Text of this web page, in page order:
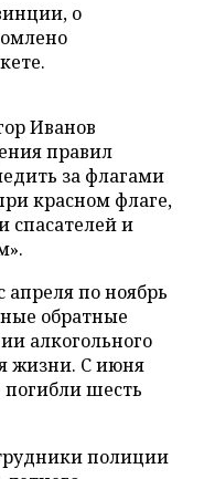
о
Иванов
правил
за флагами
красном флаге,
спасателей и
по ноябрь
обратные
алкогольного
жизни. С июня
погибли шесть
полиции